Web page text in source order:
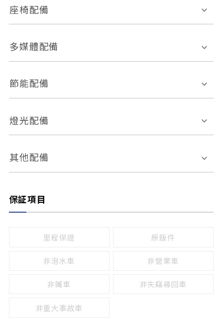
恆溫空調
前座正面氣囊
ABS防鎖死
車道偏離警示
自動停車系統 盲點偵測系統
倒車雷達
座椅配備
皮椅
無
有
多媒體配備
外部音源接入
節能配備
引擎啟閉系統
燈光配備
感應頭燈
頭燈光源
其他配備
保証項目
里程保證 原鈑件
非泡水車 非營業車
非贓車 非失竊尋回車
非重大事故車